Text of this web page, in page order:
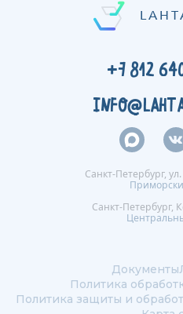
+7 812
Санкт-Петербург,
Санкт-Петербург,
Документы
Политика
Политика защиты и